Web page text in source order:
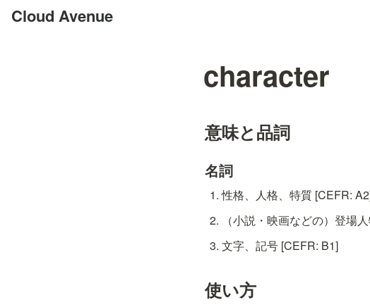
Cloud Avenue
character
意味と品詞
名詞
性格、人格、特質 [CEFR:
（小説・映画などの）登場
文字、記号 [CEFR: B1]
使い方